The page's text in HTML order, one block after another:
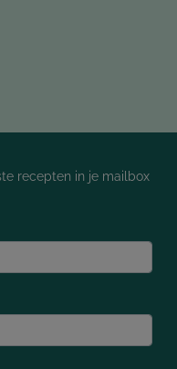
recepten in je mailbox